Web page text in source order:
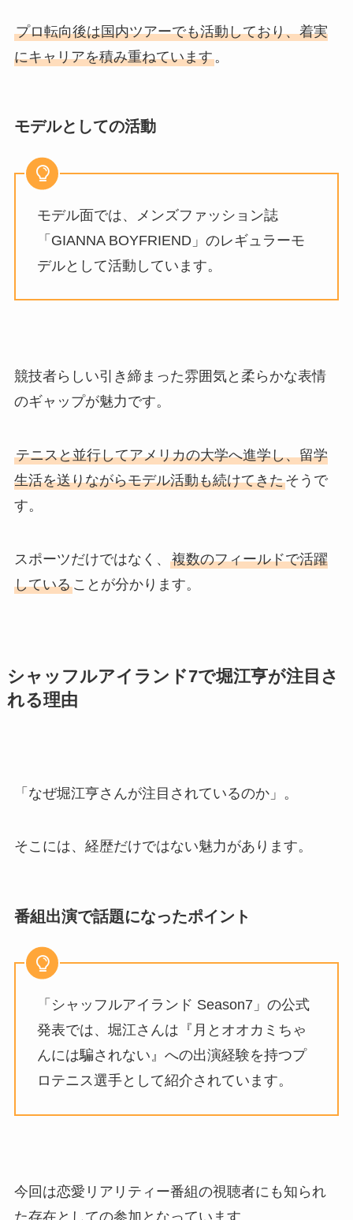
プロ転向後は国内ツアーでも活動しており、着実
にキャリアを積み重ねています。
モデルとしての活動
モデル面では、メンズファッション誌
「GIANNA BOYFRIEND」のレギュラーモ
デルとして活動しています。
競技者らしい引き締まった雰囲気と柔らかな表情
のギャップが魅力です。
テニスと並行してアメリカの大学へ進学し、留学
生活を送りながらモデル活動も続けてきたそうで
す。
スポーツだけではなく、 複数のフィールドで活躍
していることが分かります。
シャッフルアイランド7で堀江亨が注目さ
れる理由
「なぜ堀江亨さんが注目されているのか」。
そこには、経歴だけではない魅力があります。
番組出演で話題になったポイント
「シャッフルアイランド Season7」の公式
発表では、堀江さんは『月とオオカミちゃ
んには騙されない』への出演経験を持つプ
ロテニス選手として紹介されています。
今回は恋愛リアリティー番組の視聴者にも知られ
た存在としての参加となっています。